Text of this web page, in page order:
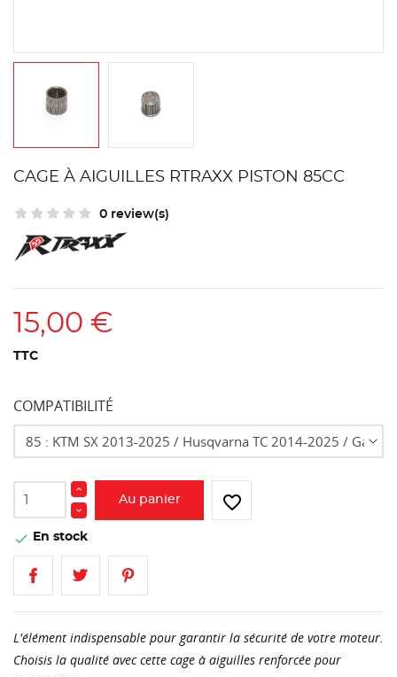
CAGE À AIGUILLES RTRAXX PISTON 85CC
0 review(s)
15,00 €
TTC
COMPATIBILITÉ
Au panier favorite_border
 En stock
L'élément indispensable pour garantir la sécurité de votre moteur.
Choisis la qualité avec cette cage à aiguilles renforcée pour